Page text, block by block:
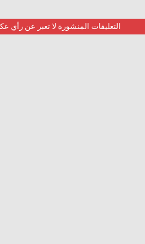
التعليقات المنشورة لا تعبر عن